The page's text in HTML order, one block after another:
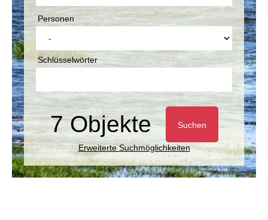
Personen
Schlüsselwörter
7 Objekte Suchen
Erweiterte Suchmöglichkeiten